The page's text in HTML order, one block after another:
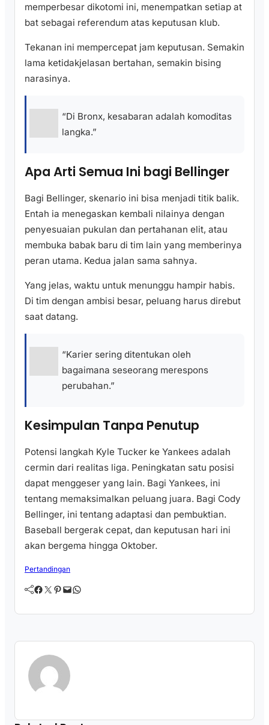
memperbesar dikotomi ini, menempatkan setiap at
bat sebagai referendum atas keputusan klub.
Tekanan ini mempercepat jam keputusan. Semakin
lama ketidakjelasan bertahan, semakin bising
narasinya.
“Di Bronx, kesabaran adalah komoditas
langka.”
Apa Arti Semua Ini bagi Bellinger
Bagi Bellinger, skenario ini bisa menjadi titik balik.
Entah ia menegaskan kembali nilainya dengan
penyesuaian pukulan dan pertahanan elit, atau
membuka babak baru di tim lain yang memberinya
peran utama. Kedua jalan sama sahnya.
Yang jelas, waktu untuk menunggu hampir habis.
Di tim dengan ambisi besar, peluang harus direbut
saat datang.
“Karier sering ditentukan oleh
bagaimana seseorang merespons
perubahan.”
Kesimpulan Tanpa Penutup
Potensi langkah Kyle Tucker ke Yankees adalah
cermin dari realitas liga. Peningkatan satu posisi
dapat menggeser yang lain. Bagi Yankees, ini
tentang memaksimalkan peluang juara. Bagi Cody
Bellinger, ini tentang adaptasi dan pembuktian.
Baseball bergerak cepat, dan keputusan hari ini
akan bergema hingga Oktober.
Pertandingan
Facebook Twitter Pinterest Mail WhatsApp